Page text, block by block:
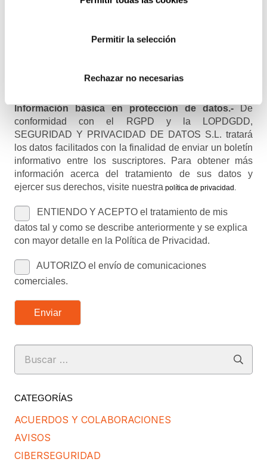
Permitir la selección
Rechazar no necesarias
Información básica en protección de datos.-De
conformidad con el RGPD y la LOPDGDD,
SEGURIDAD Y PRIVACIDAD DE DATOS S.L. tratará
los datos facilitados con la finalidad de enviar un boletín
informativo entre los suscriptores. Para obtener más
información acerca del tratamiento de sus datos y
ejercer sus derechos, visite nuestra política de privacidad
ENTIENDO Y ACEPTO el tratamiento de mis
datos tal y como se describe anteriormente y se explica
con mayor detalle en la Política de Privacidad.
AUTORIZO el envío de comunicaciones
comerciales.
Enviar
Buscar:
CATEGORÍAS
ACUERDOS Y COLABORACIONES
AVISOS
CIBERSEGURIDAD